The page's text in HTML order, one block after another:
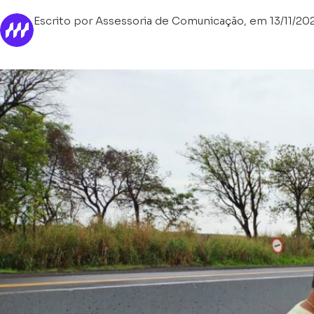
Escrito por Assessoria de Comunicação, em 13/11/